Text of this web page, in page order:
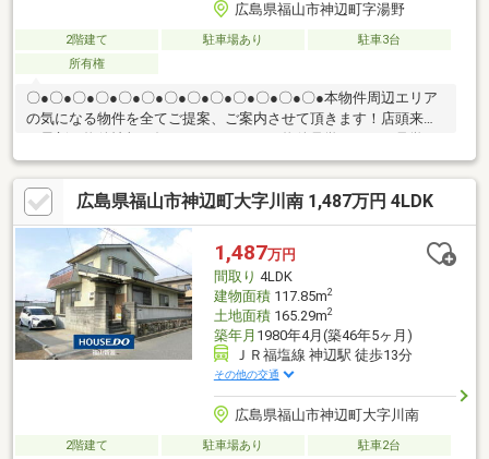
広島県福山市神辺町字湯野
2階建て 駐車場あり
駐車3台
所有権
〇●〇●〇●〇●〇●〇●〇●〇●〇●〇●〇●〇●〇●本物件周辺エリア
の気になる物件を全てご提案、ご案内させて頂きます！店頭来店
アーは【その場確定！ 見学予約する（無料）からご予約下さ
い】〇●〇●〇●〇●〇●〇●〇●〇●〇●〇●〇●〇●〇●◇内外装フル
リフォーム済 最大4台駐車可◇一新された快適な住空間 水回
り設備を全て新品交換し、外壁塗装や駐車場拡張まで実施 クロ
スやフローリングの張替に加え、照明器具も刷新 吹抜けのある
明るいリビングや便利な納戸を備えた3LDK+S 浴室乾燥機や新
品給湯器も完備し安心の住まい
広島県福山市神辺町大字川南 1,487万円 4LDK
1,487万円
間取り 4LDK
建物面積117.85m2
土地面積165.29m2
築年月 1980年4月(築46年5ヶ月)
ＪＲ福塩線 神辺駅 徒歩13分
その他の交通
広島県福山市神辺町大字川南
2階建て 駐車場あり
駐車2台